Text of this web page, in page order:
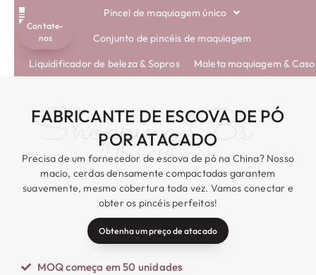
Contate-
nos
Pincel de maquiagem único
Conjunto de pincéis de maquiagem
Liquidificador de beleza & Sopros
Maleta maquiagem & Caso
FABRICANTE DE ESCOVA DE PÓ
POR ATACADO
Shopping Bs
Precisa de um fornecedor de escova de pó na China? Nosso
macio, cerdas densamente compactadas garantem
suavemente, mesmo cobertura toda vez. Vamos conectar e
obter os pincéis perfeitos!
Obtenha um preço de atacado
MOQ começa em 50 unidades